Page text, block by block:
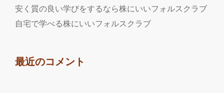
所
安く質の良い学びをするなら株にいいフォルスクラブ
自宅で学べる株にいいフォルスクラブ
最近のコメント